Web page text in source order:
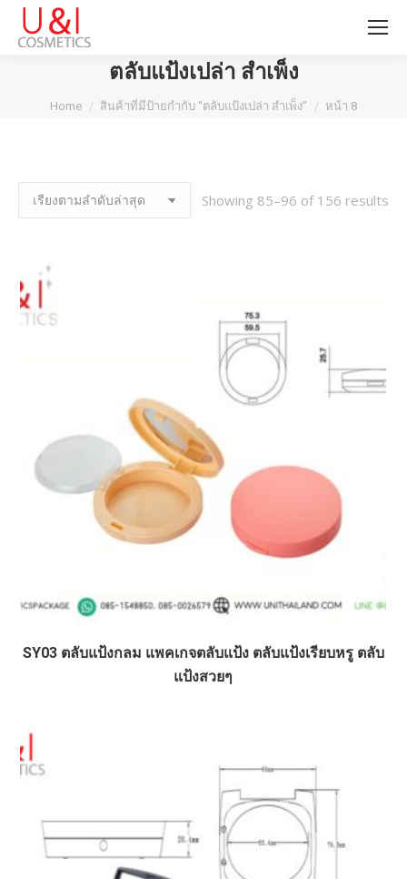
ตลับแป้งเปล่า สําเพ็ง
You are here:
Home สินค้าที่มีป้ายกำกับ “ตลับแป้งเปล่า สําเพ็ง” หน้า 8
Showing 85–96 of 156 results
SY03 ตลับแป้งกลม แพคเกจตลับแป้ง ตลับแป้งเรียบหรู ตลับ
แป้งสวยๆ